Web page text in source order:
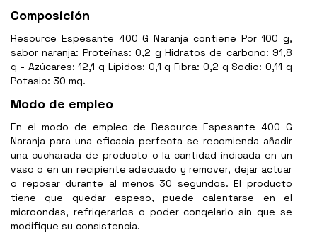
Composición
Resource Espesante 400 G Naranja contiene Por 100 g,
sabor naranja: Proteínas: 0,2 g Hidratos de carbono: 91,8
g - Azúcares: 12,1 g Lípidos: 0,1 g Fibra: 0,2 g Sodio: 0,11 g
Potasio: 30 mg.
Modo de empleo
En el modo de empleo de Resource Espesante 400 G
Naranja para una eficacia perfecta se recomienda añadir
una cucharada de producto o la cantidad indicada en un
vaso o en un recipiente adecuado y remover, dejar actuar
o reposar durante al menos 30 segundos. El producto
tiene que quedar espeso, puede calentarse en el
microondas, refrigerarlos o poder congelarlo sin que se
modifique su consistencia.